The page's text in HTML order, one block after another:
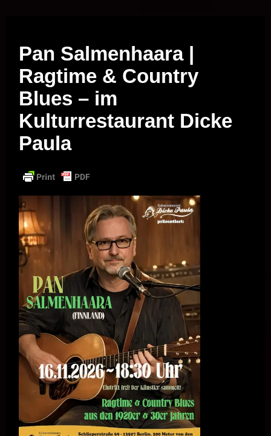
Pan Salmenhaara |
Ragtime & Country
Blues – im
Kulturrestaurant Dicke
Paula